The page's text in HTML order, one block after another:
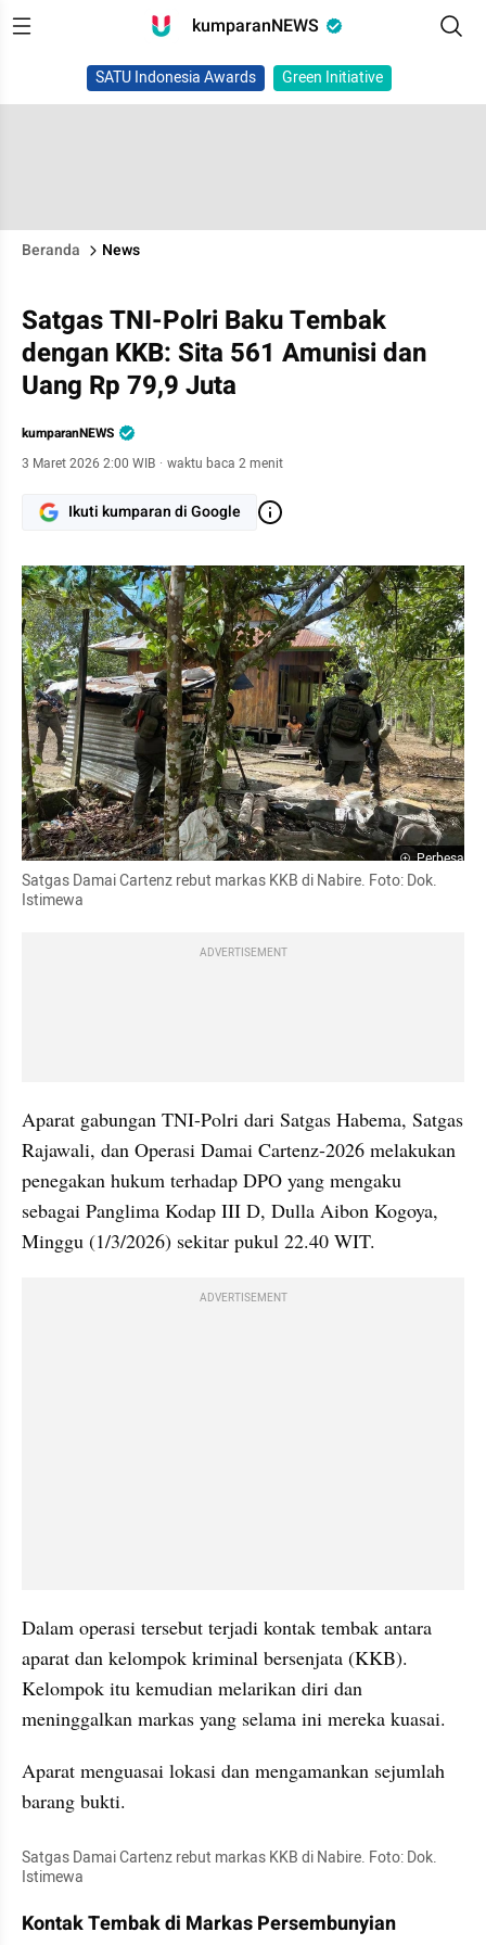
kumparanNEWS
SATU Indonesia Awards Green Initiative
Beranda News
Satgas TNI-Polri Baku Tembak
dengan KKB: Sita 561 Amunisi dan
Uang Rp 79,9 Juta
kumparanNEWS
3 Maret 2026 2:00 WIB · waktu baca 2 menit
Ikuti kumparan di Google
Perbesar
Satgas Damai Cartenz rebut markas KKB di Nabire. Foto: Dok.
Istimewa
ADVERTISEMENT
Aparat gabungan TNI-Polri dari Satgas Habema, Satgas
Rajawali, dan Operasi Damai Cartenz-2026 melakukan
penegakan hukum terhadap DPO yang mengaku
sebagai Panglima Kodap III D, Dulla Aibon Kogoya,
Minggu (1/3/2026) sekitar pukul 22.40 WIT.
ADVERTISEMENT
Dalam operasi tersebut terjadi kontak tembak antara
aparat dan kelompok kriminal bersenjata (KKB).
Kelompok itu kemudian melarikan diri dan
meninggalkan markas yang selama ini mereka kuasai.
Aparat menguasai lokasi dan mengamankan sejumlah
barang bukti.
Satgas Damai Cartenz rebut markas KKB di Nabire. Foto: Dok.
Istimewa
Kontak Tembak di Markas Persembunyian